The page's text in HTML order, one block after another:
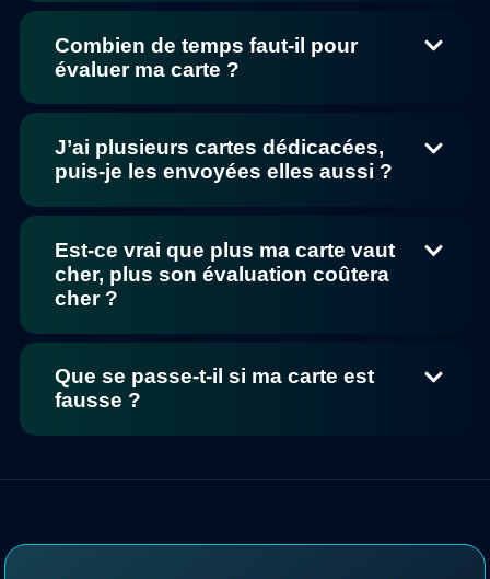
Combien de temps faut-il pour
évaluer ma carte ?
J’ai plusieurs cartes dédicacées,
puis-je les envoyées elles aussi ?
Est-ce vrai que plus ma carte vaut
cher, plus son évaluation coûtera
cher ?
Que se passe-t-il si ma carte est
fausse ?